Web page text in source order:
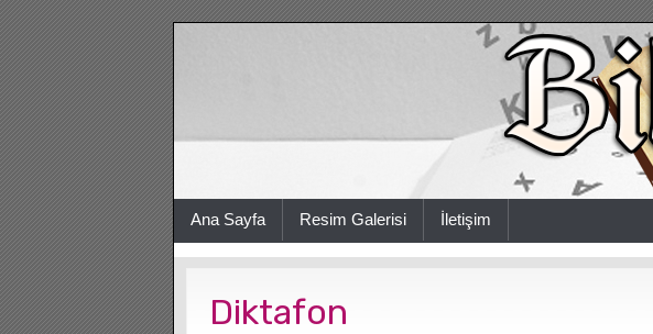
Ana Sayfa Resim Galerisi İletişim
Diktafon